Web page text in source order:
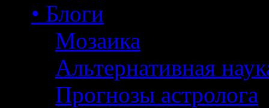
• Блоги
Мозаика
Альтернативная
Прогнозы астролога